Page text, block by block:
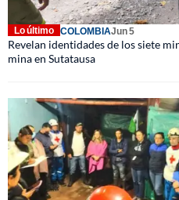
Lo último COLOMBIAJun 5
Revelan identidades de los siete
mina en Sutatausa